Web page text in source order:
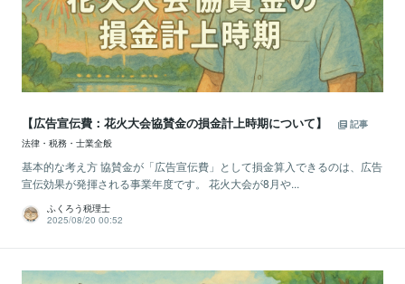
【広告宣伝費：花火大会協賛金の損金計上時期について】
記事
法律・税務・士業全般
基本的な考え方 協賛金が「広告宣伝費」として損金算入できるのは、広告
宣伝効果が発揮される事業年度です。 花火大会が8月や...
ふくろう税理士
2025/08/20 00:52